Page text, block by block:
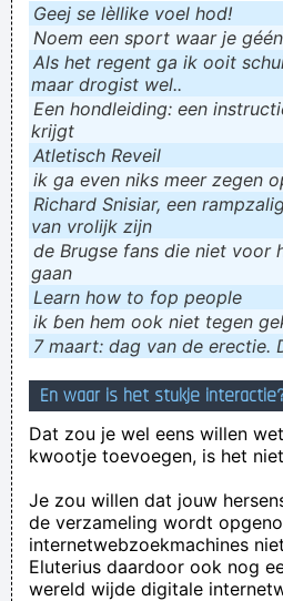
Geej se lèllike voel hod!
Noem een sport waar je
Als het regent ga ik ooit
maar drogist wel..
Een hondleiding: een
krijgt
Atletisch Reveil
ik ga even niks meer zegen
Richard Snisiar, een
van vrolijk zijn
de Brugse fans die niet voor
gaan
Learn how to fop people
ik ɓen hem ook niet tegen
7 maart: dag van de erectie.
En waar is het stukje
Dat zou je wel eens willen
kwootje toevoegen, is het
Je zou willen dat jouw
de verzameling wordt
internetwebzoekmachines
Eluterius daardoor ook nog
wereld wijde digitale